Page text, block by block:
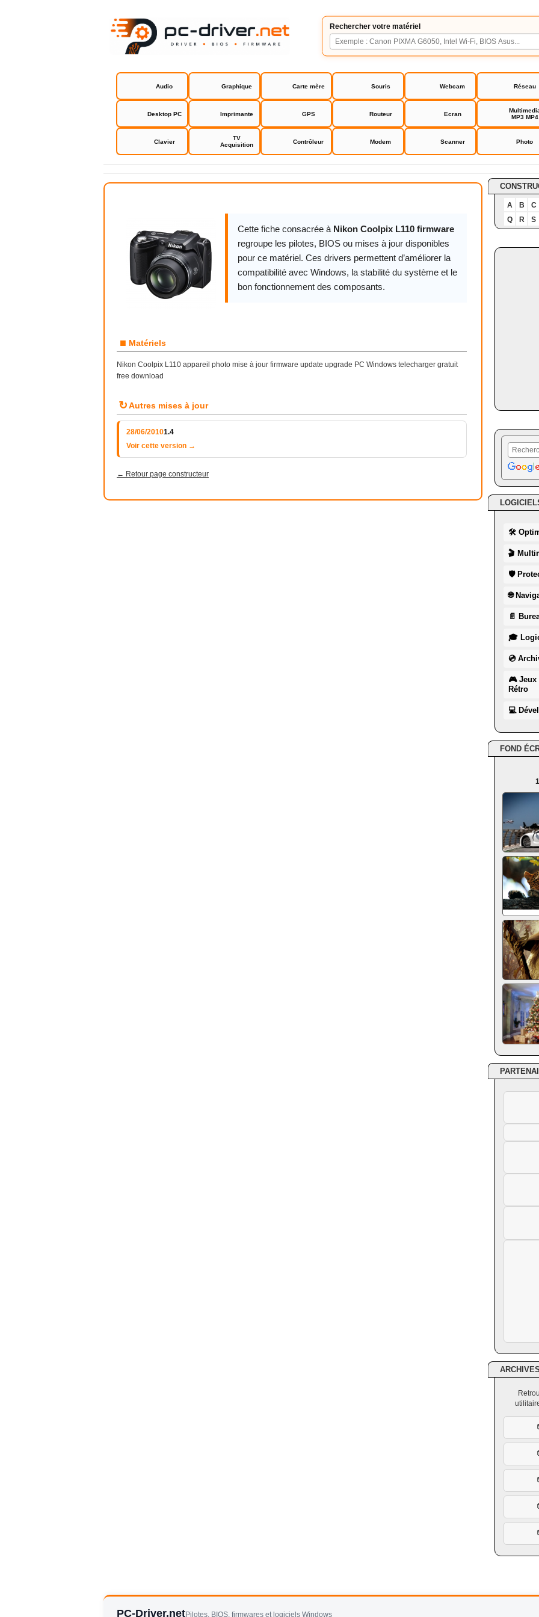
Rechercher votre matériel
Audio Graphique Carte mère Souris Webcam Réseau
Desktop PC Imprimante GPS Routeur Ecran
MP3 MP4
Clavier
TV
Acquisition
Contrôleur Modem Scanner Photo
Nikon Coolpix L110 firmware
Cette fiche consacrée à Nikon Coolpix L110 firmware
regroupe les pilotes, BIOS ou mises à jour disponibles
pour ce matériel. Ces drivers permettent d’améliorer la
compatibilité avec Windows, la stabilité du système et le
bon fonctionnement des composants.
■ Matériels
Nikon Coolpix L110 appareil photo mise à jour firmware update upgrade PC Windows telecharger gratuit
free download
↻Autres mises à jour
28/06/20101.4
Voir cette version →
← Retour page constructeur
A B
C
Q
R S
🛠
🎬
🛡
🌐
📄
🎓
💿
🎮 Jeux
Rétro
💻
FOND
PC-Driver.netPilotes, BIOS, firmwares et logiciels Windows